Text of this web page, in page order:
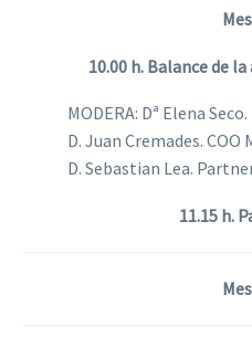
10.00 h. Balance de
MODERA: Dª Elena
D. Juan Cremades.
D. Sebastian Lea.
11.15 h.